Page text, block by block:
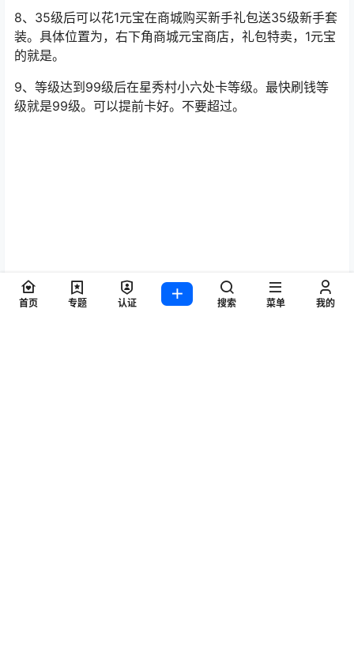
块钱1瓶。1瓶可以用7天。必备！商人处购买。使用后7天
内无限次使用。不会消失，最大叠加8小时。挂机死了的原
因大概率就是没有吃强力药水或者是血蓝不够了。
7、属性点加法，全心即可。召唤兽勇敢牛牛全体即可抗伤
害。打架的时候防御不要攻击，因为会浪费时间。
首页 专题 认证 搜索 菜单 我的